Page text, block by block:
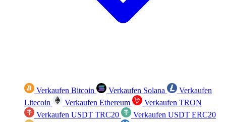
Verkaufen Bitcoin Verkaufen Solana
Verkaufen
Litecoin
Verkaufen Ethereum
Verkaufen TRON
Verkaufen USDT TRC20
Verkaufen USDT ERC20